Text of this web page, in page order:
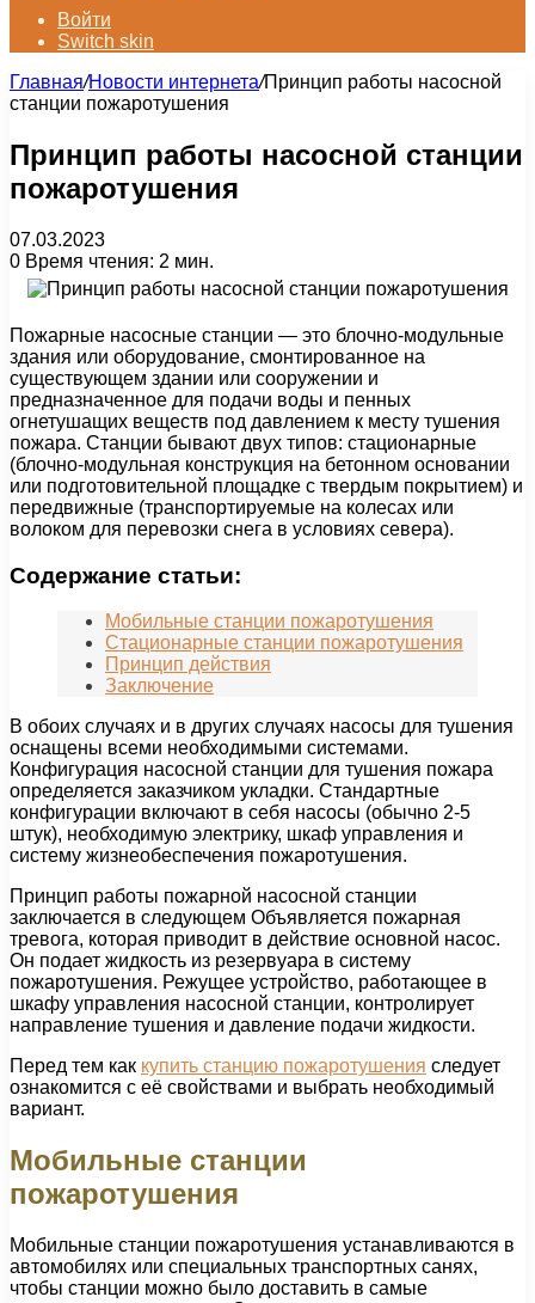
Войти
Switch skin
Главная/Новости интернета/Принцип работы насосной
станции пожаротушения
Принцип работы насосной станции
пожаротушения
07.03.2023
0 Время чтения: 2 мин.
Пожарные насосные станции — это блочно-модульные
здания или оборудование, смонтированное на
существующем здании или сооружении и
предназначенное для подачи воды и пенных
огнетушащих веществ под давлением к месту тушения
пожара. Станции бывают двух типов: стационарные
(блочно-модульная конструкция на бетонном основании
или подготовительной площадке с твердым покрытием) и
передвижные (транспортируемые на колесах или
волоком для перевозки снега в условиях севера).
Содержание статьи:
Мобильные станции пожаротушения
Стационарные станции пожаротушения
Принцип действия
Заключение
В обоих случаях и в других случаях насосы для тушения
оснащены всеми необходимыми системами.
Конфигурация насосной станции для тушения пожара
определяется заказчиком укладки. Стандартные
конфигурации включают в себя насосы (обычно 2-5
штук), необходимую электрику, шкаф управления и
систему жизнеобеспечения пожаротушения.
Принцип работы пожарной насосной станции
заключается в следующем Объявляется пожарная
тревога, которая приводит в действие основной насос.
Он подает жидкость из резервуара в систему
пожаротушения. Режущее устройство, работающее в
шкафу управления насосной станции, контролирует
направление тушения и давление подачи жидкости.
Перед тем как купить станцию пожаротушения следует
ознакомится с её свойствами и выбрать необходимый
вариант.
Мобильные станции
пожаротушения
Мобильные станции пожаротушения устанавливаются в
автомобилях или специальных транспортных санях,
чтобы станции можно было доставить в самые